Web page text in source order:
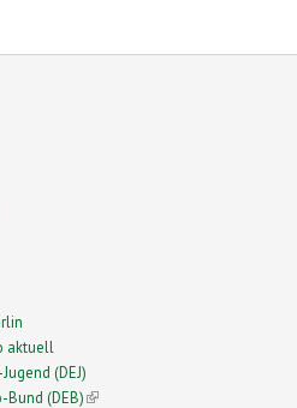
aktuell
(DEJ)
Bund (DEB)(link is external)